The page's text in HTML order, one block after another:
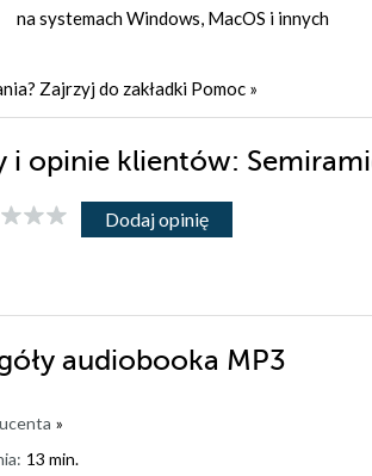
na systemach Windows, MacOS i innych
Zajrzyj do zakładki Pomoc »
i opinie klientów:
Dodaj opinię
audiobooka MP3
»
13 min.